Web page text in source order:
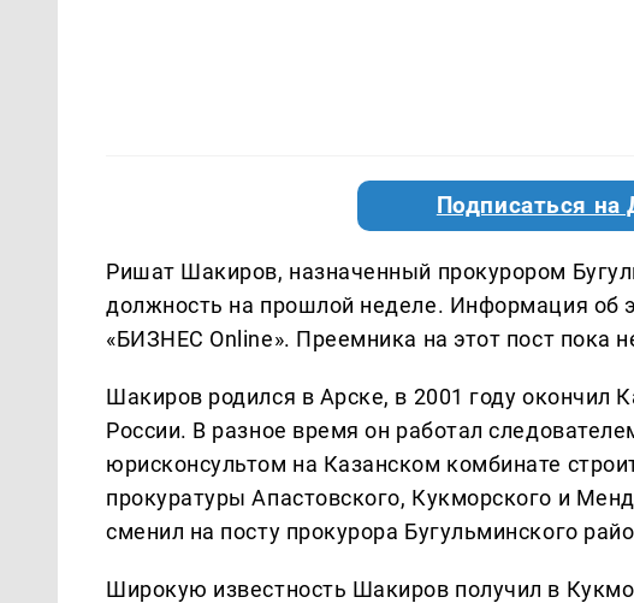
Подписаться на
Ришат Шакиров, назначенный прокурором
должность на прошлой неделе. Информация об
«БИЗНЕС Online». Преемника на этот пост пока
Шакиров родился в Арске, в 2001 году окончил
России. В разное время он работал
юрисконсультом на Казанском комбинате
прокуратуры Апастовского, Кукморского и
сменил на посту прокурора Бугульминского
Широкую известность Шакиров получил в